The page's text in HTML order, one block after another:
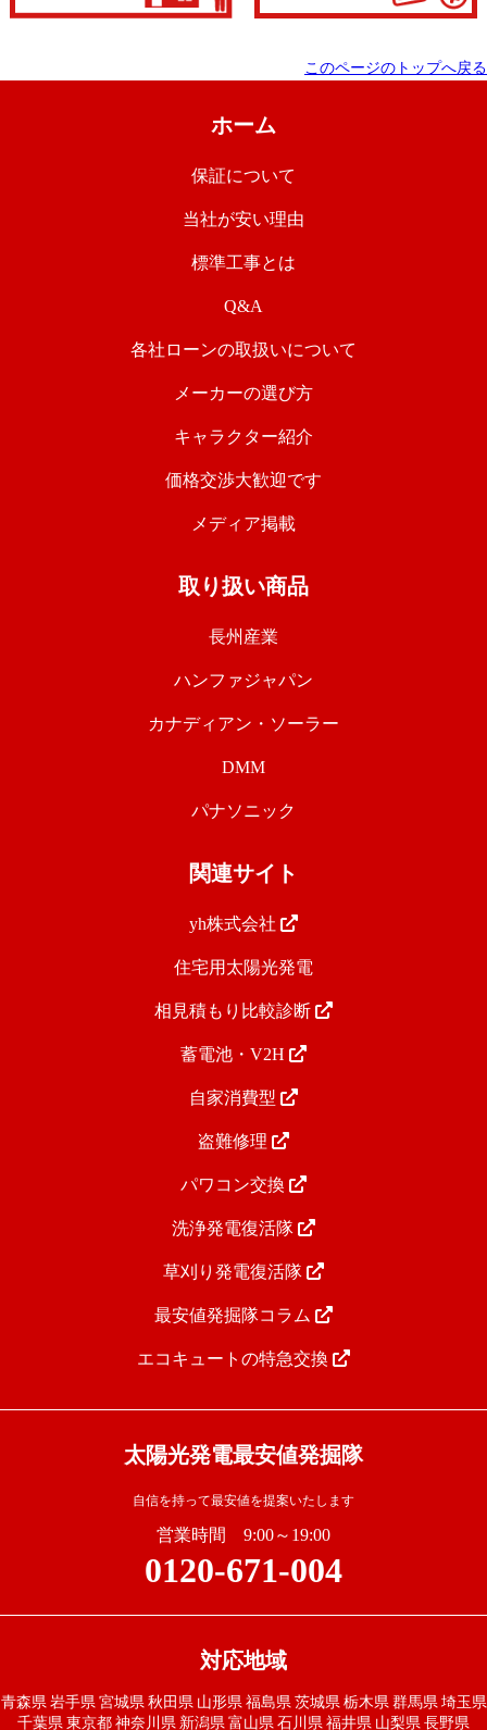
このページのトップへ戻る
ホーム
保証について
当社が安い理由
標準工事とは
Q&A
各社ローンの取扱いについて
メーカーの選び方
キャラクター紹介
価格交渉大歓迎です
メディア掲載
取り扱い商品
長州産業
ハンファジャパン
カナディアン・ソーラー
DMM
パナソニック
関連サイト
yh株式会社
住宅用太陽光発電
相見積もり比較診断
蓄電池・V2H
自家消費型
盗難修理
パワコン交換
洗浄発電復活隊
草刈り発電復活隊
最安値発掘隊コラム
エコキュートの特急交換
太陽光発電最安値発掘隊
自信を持って最安値を提案いたします
営業時間 9:00～19:00
0120-671-004
対応地域
青森県 岩手県 宮城県 秋田県 山形県 福島県 茨城県 栃木県 群馬県 埼玉県
千葉県 東京都 神奈川県 新潟県 富山県 石川県 福井県 山梨県 長野県